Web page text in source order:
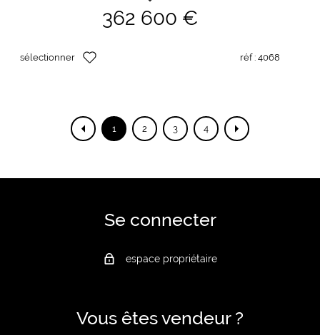
362 600 €
sélectionner réf : 4068
1 2 3 4
Se connecter
espace propriétaire
Vous êtes vendeur ?